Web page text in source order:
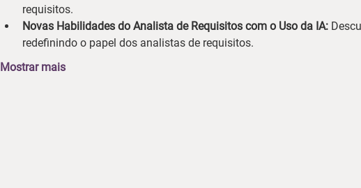
requisitos.
Novas Habilidades do Analista de Requisitos com o Uso da IA:
redefinindo o papel dos analistas de requisitos.
Mostrar mais